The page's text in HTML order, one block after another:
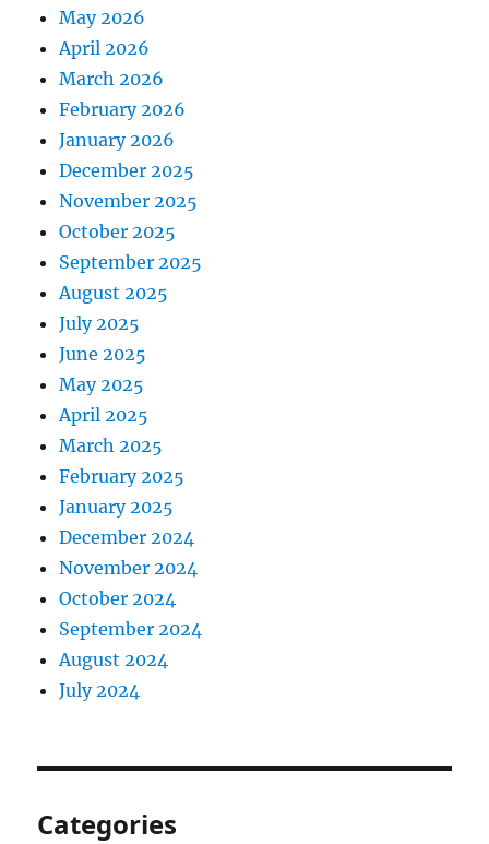
May 2026
April 2026
March 2026
February 2026
January 2026
December 2025
November 2025
October 2025
September 2025
August 2025
July 2025
June 2025
May 2025
April 2025
March 2025
February 2025
January 2025
December 2024
November 2024
October 2024
September 2024
August 2024
July 2024
Categories